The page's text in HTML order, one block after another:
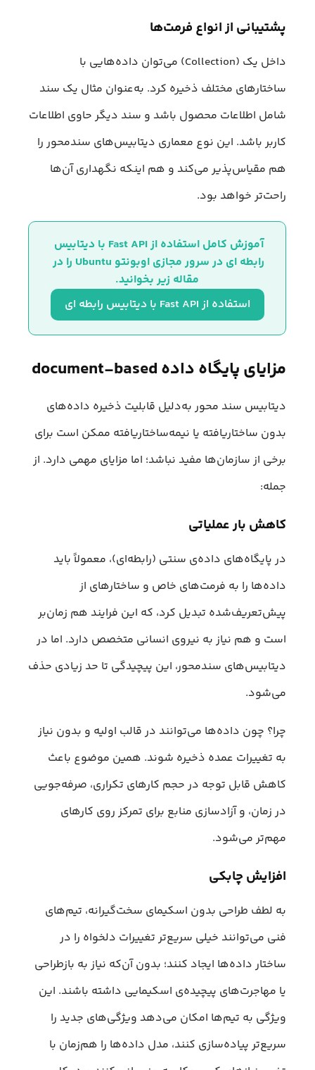
پشتیبانی از انواع فرمت‌ها
داخل یک (Collection) می‌توان داده‌هایی با
ساختارهای مختلف ذخیره کرد. به‌عنوان مثال یک سند
شامل اطلاعات محصول باشد و سند دیگر حاوی اطلاعات
کاربر باشد. این نوع معماری دیتابیس‌های سندمحور را
هم مقیاس‌پذیر می‌کند و هم اینکه نگهداری آن‌ها
راحت‌تر خواهد بود.
آموزش کامل استفاده از Fast API با دیتابیس
رابطه ای در سرور مجازی اوبونتو Ubuntu را در
مقاله زیر بخوانید.
استفاده از Fast API با دیتابیس رابطه ای
مزایای پایگاه داده document-based
دیتابیس سند محور به‌‌دلیل قابلیت ذخیره داده‌های
بدون ساختاریافته یا نیمه‌ساختاریافته ممکن است برای
برخی از سازمان‌ها مفید نباشد؛ اما مزایای مهمی دارد. از
جمله:
کاهش بار عملیاتی
در پایگاه‌های داده‌ی سنتی (رابطه‌ای)، معمولاً باید
داده‌ها را به فرمت‌های خاص و ساختارهای از
پیش‌تعریف‌شده تبدیل کرد، که این فرایند هم زمان‌بر
است و هم نیاز به نیروی انسانی متخصص دارد. اما در
دیتابیس‌های سندمحور، این پیچیدگی تا حد زیادی حذف
می‌شود.
چرا؟ چون داده‌ها می‌توانند در قالب اولیه و بدون نیاز
به تغییرات عمده ذخیره شوند. همین موضوع باعث
کاهش قابل توجه در حجم کارهای تکراری، صرفه‌جویی
در زمان، و آزادسازی منابع برای تمرکز روی کارهای
مهم‌تر می‌شود.
افزایش چابکی
به لطف طراحی بدون اسکیمای سخت‌گیرانه، تیم‌های
فنی می‌توانند خیلی سریع‌تر تغییرات دلخواه را در
ساختار داده‌ها ایجاد کنند؛ بدون آن‌که نیاز به بازطراحی
یا مهاجرت‌های پیچیده‌ی اسکیمایی داشته باشند. این
ویژگی به تیم‌ها امکان می‌دهد ویژگی‌های جدید را
سریع‌تر پیاده‌سازی کنند، مدل داده‌ها را هم‌زمان با